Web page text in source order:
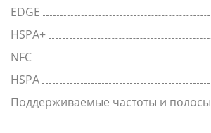
EDGE
HSPA+
NFC
HSPA
Поддерживаемые частоты и полосы